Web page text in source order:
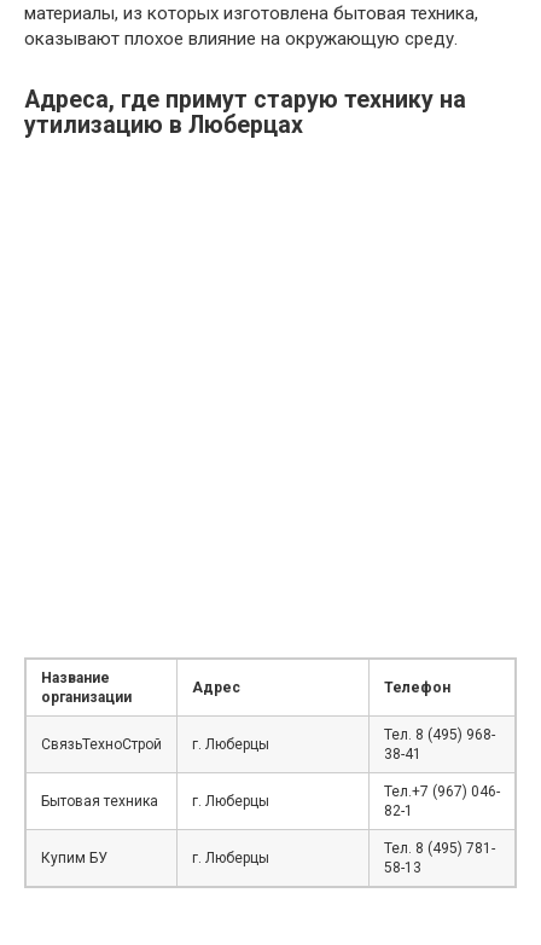
материалы, из которых изготовлена бытовая техника,
оказывают плохое влияние на окружающую среду.
Адреса, где примут старую технику на
утилизацию в Люберцах
Название
организации
Адрес Телефон
СвязьТехноСтрой г. Люберцы
Тел. 8 (495) 968-
38-41
Бытовая техника г. Люберцы
Тел.+7 (967) 046-
82-1
Купим БУ г. Люберцы
Тел. 8 (495) 781-
58-13